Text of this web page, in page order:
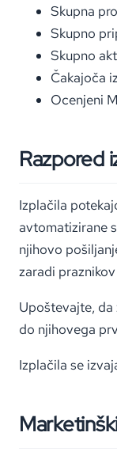
Skupna
Skupno
Skupno
Čakajoča
Ocenjeni
Razpored
Izplačila
avtomatizirane
njihovo
zaradi
Upoštevajte, da
do njihovega
Izplačila se